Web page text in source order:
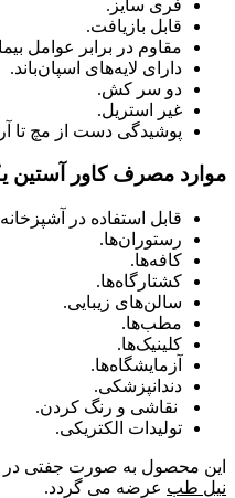
فری سایز.
قابل بازیافت.
مقاوم در برابر عوامل
دارای لایه‌های اسپان‌باند.
دو سر کش.
غیر استریل.
پوشیدگی دست از مچ تا
موارد مصرف کاور آستین
قابل استفاده در
رستوران‌ها.
کافه‌ها.
کشتارگاه‌ها.
سالن‌های زیبایی.
مطب‌ها.
کلینیک‌ها.
آزمایشگاه‌ها.
دندانپزشکی.
نقاشی و رنگ کردن.
تولیدات الکتریکی.
این محصول به صورت جفتی در
نیل طب عرضه می گردد.